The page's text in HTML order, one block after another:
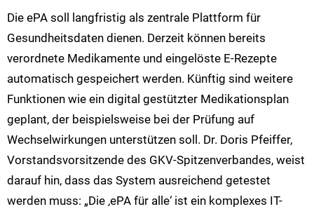
Die ePA soll langfristig als zentrale Plattform für
Gesundheitsdaten dienen. Derzeit können bereits
verordnete Medikamente und eingelöste E-Rezepte
automatisch gespeichert werden. Künftig sind weitere
Funktionen wie ein digital gestützter Medikationsplan
geplant, der beispielsweise bei der Prüfung auf
Wechselwirkungen unterstützen soll. Dr. Doris Pfeiffer,
Vorstandsvorsitzende des GKV-Spitzenverbandes, weist
darauf hin, dass das System ausreichend getestet
werden muss: „Die ‚ePA für alle‘ ist ein komplexes IT-